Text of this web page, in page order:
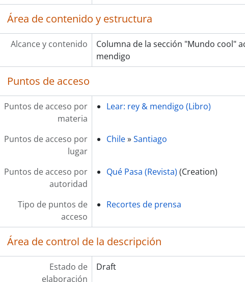
Área de contenido y estructura
Alcance y contenido
Columna de la sección "Mundo cool"
mendigo
Puntos de acceso
Puntos de acceso por
materia
Lear: rey & mendigo (Libro)
Puntos de acceso por
lugar
Chile»Santiago
Puntos de acceso por
autoridad
Qué Pasa (Revista) (Creation)
Tipo de puntos de
acceso
Recortes de prensa
Área de control de la descripción
Estado de
elaboración
Draft